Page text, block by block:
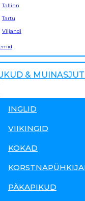
Tallinn
Tartu
Viljandi
&
INGLID
VIIKINGID
KOKAD
PÄKAPIKUD